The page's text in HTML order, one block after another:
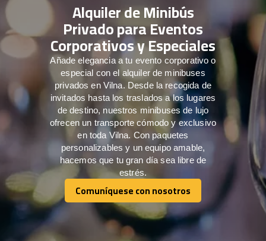
Alquiler de Minibús
Privado para Eventos
Corporativos y Especiales
Añade elegancia a tu evento corporativo o
especial con el alquiler de minibuses
privados en Vilna. Desde la recogida de
invitados hasta los traslados a los lugares
de destino, nuestros minibuses de lujo
ofrecen un transporte cómodo y exclusivo
en toda Vilna. Con paquetes
personalizables y un equipo amable,
hacemos que tu gran día sea libre de
estrés.
Comuníquese con nosotros
Comuníquese con nosotros